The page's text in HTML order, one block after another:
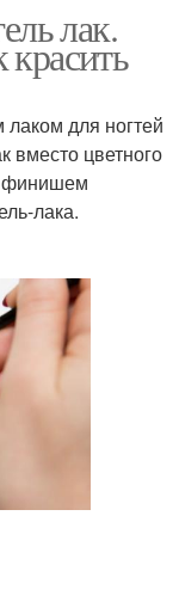
лак.
для ногтей
вместо цветного
финишем
лака.